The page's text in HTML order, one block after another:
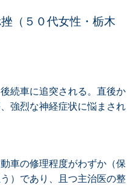
（５０代女性・栃木
続車に追突される。直後か
強烈な神経症状に悩まされ
車の修理程度がわずか（保
）であり、且つ主治医の整